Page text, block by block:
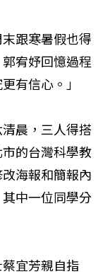
跟寒暑假也得
宥妤回憶過程
有信心。」
晨，三人得搭
的台灣科學教
海報和簡報內
中一位同學分
宜芳親自指